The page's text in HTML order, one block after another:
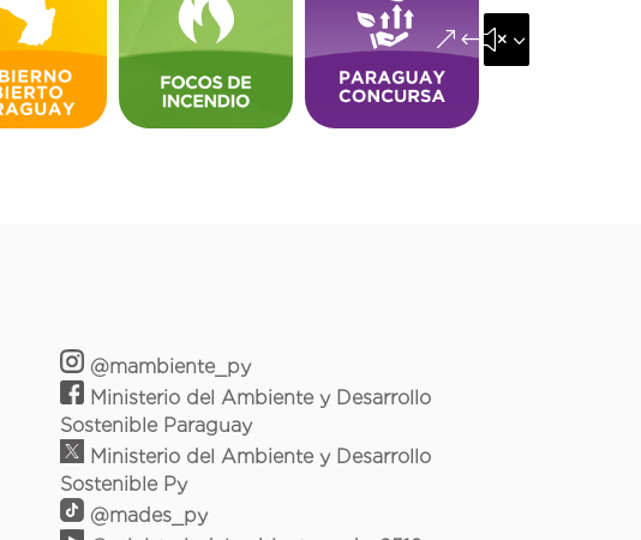
&#x35;
@mambiente_py
Ministerio del Ambiente y Desarrollo
Sostenible Paraguay
Ministerio del Ambiente y Desarrollo
Sostenible Py
@mades_py